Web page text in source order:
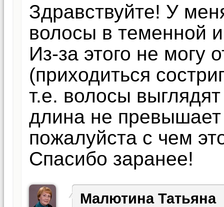
Здравствуйте! У
волосы в теменной
Из-за этого не могу
(приходиться
т.е. волосы
длина не
пожалуйста с чем
Спасибо заранее!
Малютина Татьяна